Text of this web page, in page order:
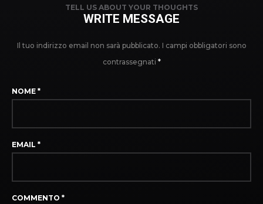
TELL US ABOUT YOUR THOUGHTS
WRITE MESSAGE
Il tuo indirizzo email non sarà pubblicato. I campi obbligatori sono
contrassegnati *
NOME *
EMAIL *
COMMENTO *